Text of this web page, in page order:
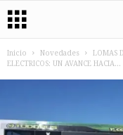
Inicio Novedades
LOMAS
ELECTRICOS: UN AVANCE HACIA...